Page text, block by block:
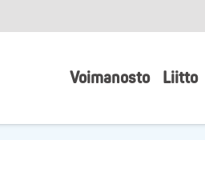
Voimanosto Liitto